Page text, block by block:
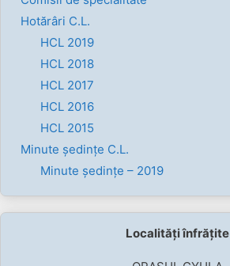
Hotărâri C.L.
HCL 2019
HCL 2018
HCL 2017
HCL 2016
HCL 2015
Minute ședințe C.L.
Minute ședințe – 2019
Localități înfrățite